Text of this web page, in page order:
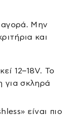
αγορά. Μην
και
12–18V. Το
για σκληρά
είναι πιο